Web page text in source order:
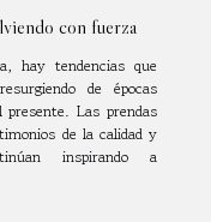
con fuerza
hay tendencias que
de épocas
Las prendas
de la calidad y
inspirando a